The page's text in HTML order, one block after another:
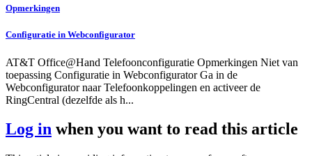
Opmerkingen
Configuratie in Webconfigurator
AT&T Office@Hand Telefoonconfiguratie Opmerkingen Niet van
toepassing Configuratie in Webconfigurator Ga in de
Webconfigurator naar Telefoonkoppelingen en activeer de
RingCentral (dezelfde als h...
Log in when you want to read this article